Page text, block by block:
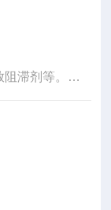
滞剂等。
,取代糖衣已
衣技术可大大
前途更是有广